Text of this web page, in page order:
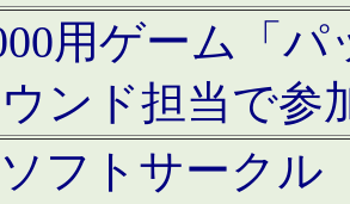
用ゲーム「
ンド担当で参
フトサークル